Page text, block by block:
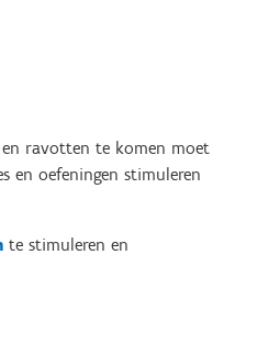
en ravotten te komen moet
en oefeningen stimuleren
te stimuleren en